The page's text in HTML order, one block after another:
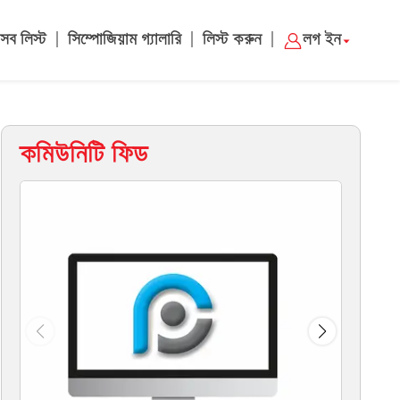
সব লিস্ট সিম্পোজিয়াম গ্যালারি লিস্ট করুন লগ ইন
কমিউনিটি ফিড